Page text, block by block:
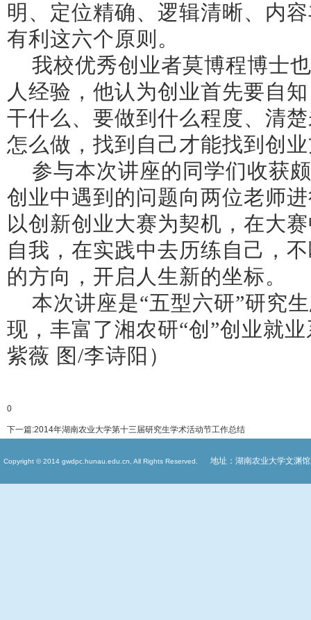
明、定位精确、逻辑清晰、内
有利这六个原则。
我校优秀创业者莫博程博士
人经验，他认为创业首先要自
干什么、要做到什么程度、清
怎么做，找到自己才能找到创
参与本次讲座的同学们收获
创业中遇到的问题向两位老师
以创新创业大赛为契机，在大
自我，在实践中去历练自己，
的方向，开启人生新的坐标。
本次讲座是“五型六研”研究
现，丰富了湘农研“创”创业就
紫薇 图/李诗阳）
0
下一篇:2014年湖南农业大学第十三届研究生学术活动节工作总结
Copyright © 2014 gwdpc.hunau.edu.cn, All Rights Reserved. 地址：湖南农业大学文渊